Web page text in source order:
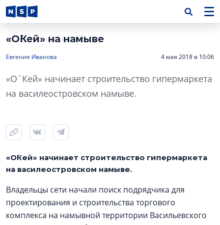
«О`Кей» на намыве
Евгения Иванова 4 мая 2018 в 10:06
«О`Кей» начинает строительство гипермаркета
на василеостровском намыве.
«О`Кей» начинает строительство гипермаркета
на василеостровском намыве.
Владельцы сети начали поиск подрядчика для
проектирования и строительства торгового
комплекса на намывной территории Васильевского